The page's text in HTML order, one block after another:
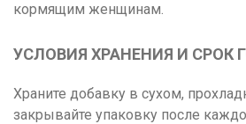
кормящим женщинам.
УСЛОВИЯ ХРАНЕНИЯ И СРОК
Храните добавку в сухом,
закрывайте упаковку после